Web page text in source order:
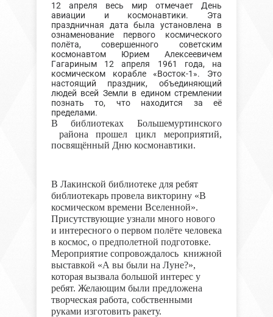
12 апреля весь мир отмечает День
авиации и космонавтики. Эта
праздничная дата была установлена в
ознаменование первого космического
полёта, совершенного советским
космонавтом Юрием Алексеевичем
Гагариным 12 апреля 1961 года, на
космическом корабле «Восток-1». Это
настоящий праздник, объединяющий
людей всей Земли в едином стремлении
познать то, что находится за её
пределами.
В библиотеках Большемуртинского
района прошел цикл мероприятий,
посвящённый Дню космонавтики.
В Лакинской библиотеке для ребят
библиотекарь провела викторину «В
космическом времени Вселенной».
Присутствующие узнали много нового
и интересного о первом полёте человека
в космос, о предполетной подготовке.
Мероприятие сопровождалось книжной
выставкой «А вы были на Луне?»,
которая вызвала большой интерес у
ребят. Желающим были предложена
творческая работа, собственными
руками изготовить ракету.